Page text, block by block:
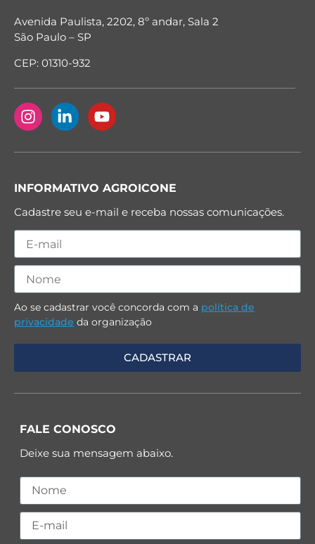
Avenida Paulista, 2202, 8º andar, Sala 2
São Paulo – SP
CEP: 01310-932
INFORMATIVO AGROICONE
Cadastre seu e-mail e receba nossas comunicações.
Ao se cadastrar você concorda com a política de
privacidade da organização
FALE CONOSCO
Deixe sua mensagem abaixo.